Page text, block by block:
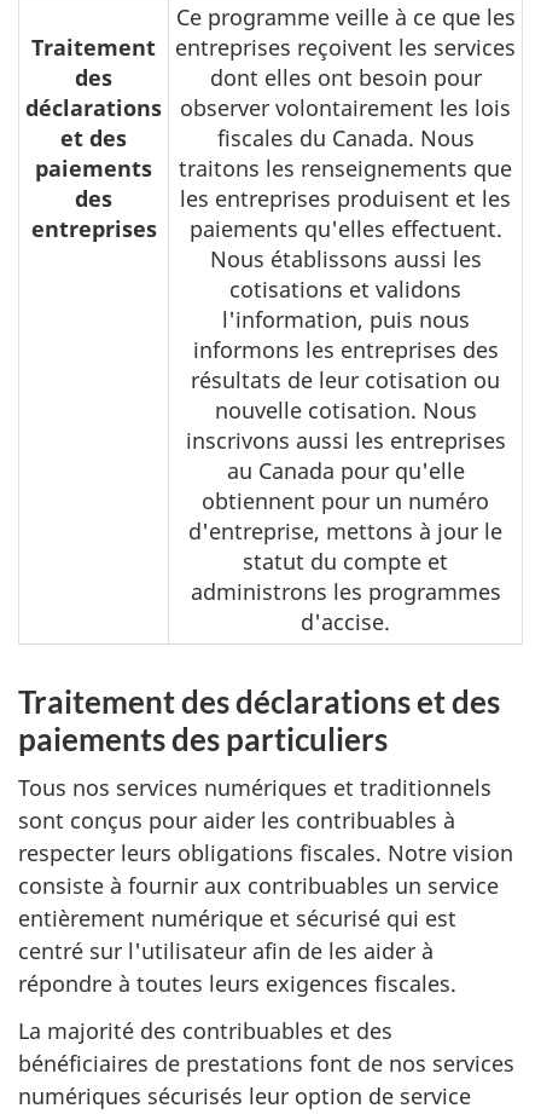
Traitement
des
déclarations
et des
paiements
des
entreprises
Ce programme veille à ce que les
entreprises reçoivent les services
dont elles ont besoin pour
observer volontairement les lois
fiscales du Canada. Nous
traitons les renseignements que
les entreprises produisent et les
paiements qu'elles effectuent.
Nous établissons aussi les
cotisations et validons
l'information, puis nous
informons les entreprises des
résultats de leur cotisation ou
nouvelle cotisation. Nous
inscrivons aussi les entreprises
au Canada pour qu'elle
obtiennent pour un numéro
d'entreprise, mettons à jour le
statut du compte et
administrons les programmes
d'accise.
Traitement des déclarations et des
paiements des particuliers
Tous nos services numériques et traditionnels
sont conçus pour aider les contribuables à
respecter leurs obligations fiscales. Notre vision
consiste à fournir aux contribuables un service
entièrement numérique et sécurisé qui est
centré sur l'utilisateur afin de les aider à
répondre à toutes leurs exigences fiscales.
La majorité des contribuables et des
bénéficiaires de prestations font de nos services
numériques sécurisés leur option de service